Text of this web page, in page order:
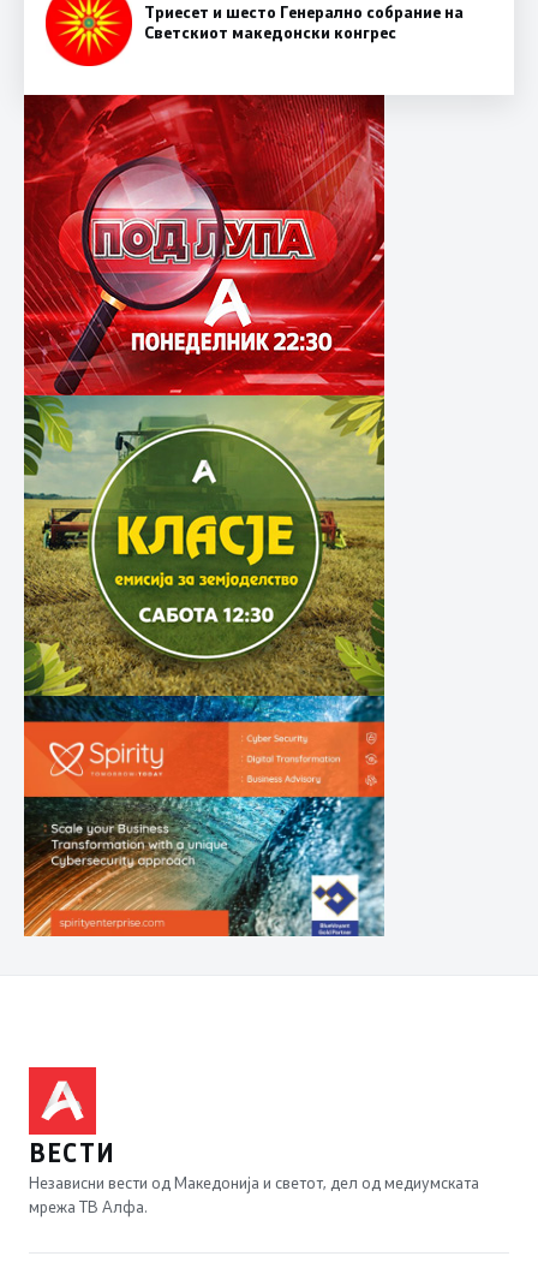
Триесет и шесто Генерално собрание на
Светскиот македонски конгрес
ВЕСТИ
Независни вести од Македонија и светот, дел од медиумската
мрежа ТВ Алфа.